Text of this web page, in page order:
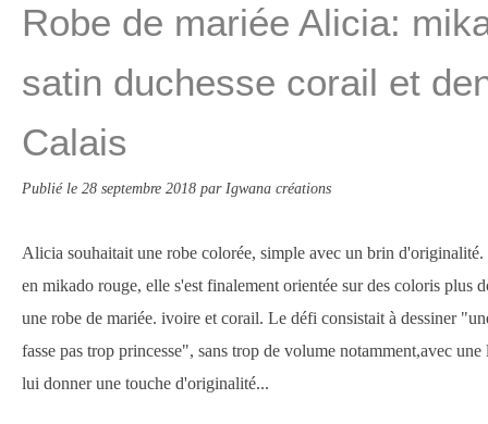
Robe de mariée Alicia:
satin duchesse corail et
Calais
Publié le 28 septembre 2018 par Igwana créations
Alicia souhaitait une robe colorée, simple avec un brin d'originalité.
en mikado rouge, elle s'est finalement orientée sur des coloris plus
une robe de mariée. ivoire et corail. Le défi consistait à dessiner
fasse pas trop princesse", sans trop de volume notamment,avec
lui donner une touche d'originalité...